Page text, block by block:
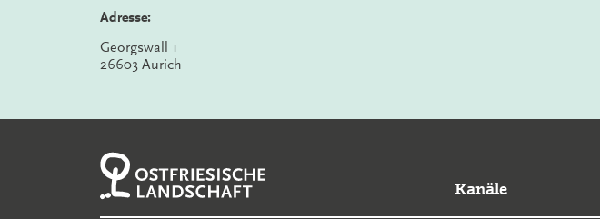
Adresse:
Georgswall 1
26603 Aurich
Kanäle